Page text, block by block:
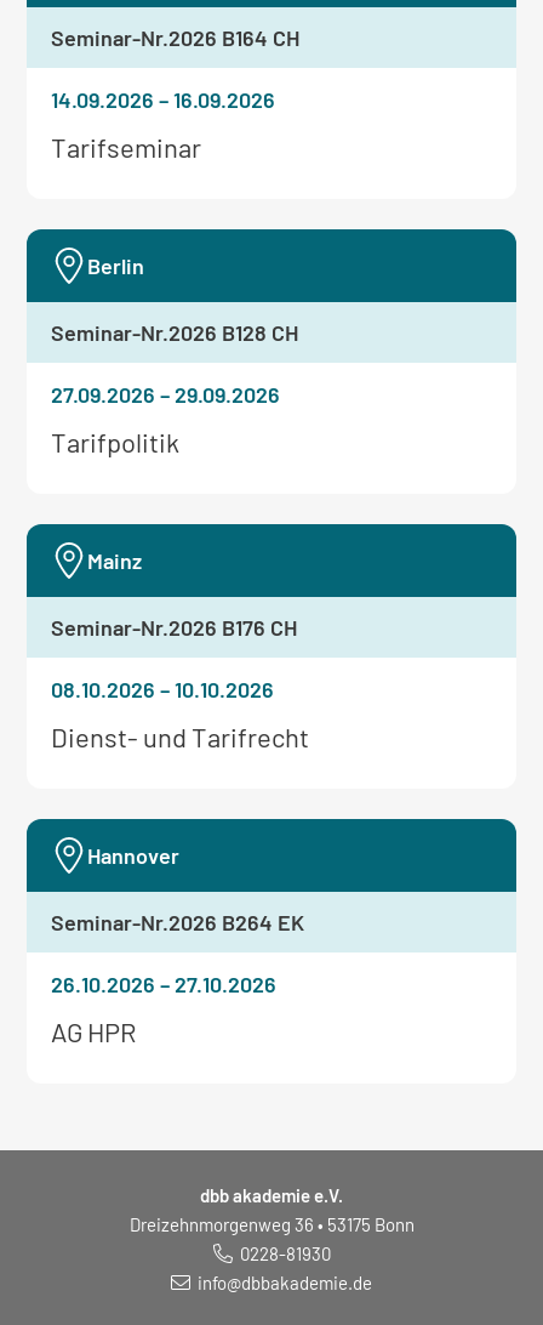
Weitere
Seminar:
Tarifseminar
14.09.2026–16.09.2026
Seminar-Nr.2026 B164 CH
Weitere
Seminar:
Tarifpolitik
27.09.2026–29.09.2026
Berlin
Seminar-Nr.2026 B128 CH
Weitere
Seminar:
Dienst- und Tarifrecht
08.10.2026–10.10.2026
Mainz
Seminar-Nr.2026 B176 CH
Weitere
AG HPR
26.10.2026–27.10.2026
Hannover
Seminar-Nr.2026 B264 EK
dbb akademie e.V.
Dreizehnmorgenweg 36 • 53175 Bonn
0228-81930
info@dbbakademie.de